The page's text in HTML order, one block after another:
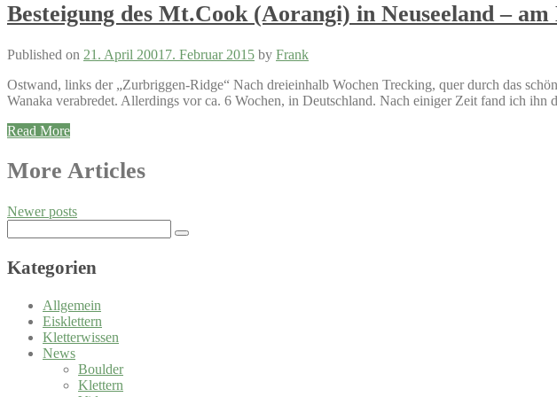
Besteigung des Mt.Cook (Aorangi) in Neuseeland –
Published on 21. April 2001 7. Februar 2015 by Frank
Ostwand, links der „Zurbriggen-Ridge“ Nach dreieinhalb Wochen Trecking, quer durch das
Wanaka verabredet. Allerdings vor ca. 6 Wochen, in Deutschland. Nach einiger Zeit fand ich ihn
Read More
Posts
navigation
More Articles
Newer posts
for:
Kategorien
Allgemein
Eisklettern
Kletterwissen
News
Boulder
Klettern